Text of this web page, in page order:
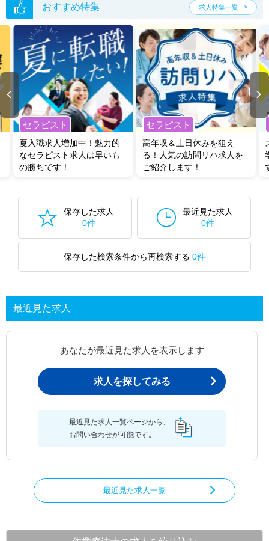
おすすめ特集 求人特集一覧
セラピスト
夏入職求人増加中！魅力的
なセラピスト求人は早いも
の勝ちです！
セラピスト
高年収＆土日休みを狙え
る！人気の訪問リハ求人を
ご紹介します！
保存した求人
0件
最近見た求人
0件
保存した検索条件から再検索する 0件
最近見た求人
あなたが最近見た求人を表示します
求人を探してみる
最近見た求人一覧ページから、
お問い合わせが可能です。
最近見た求人一覧